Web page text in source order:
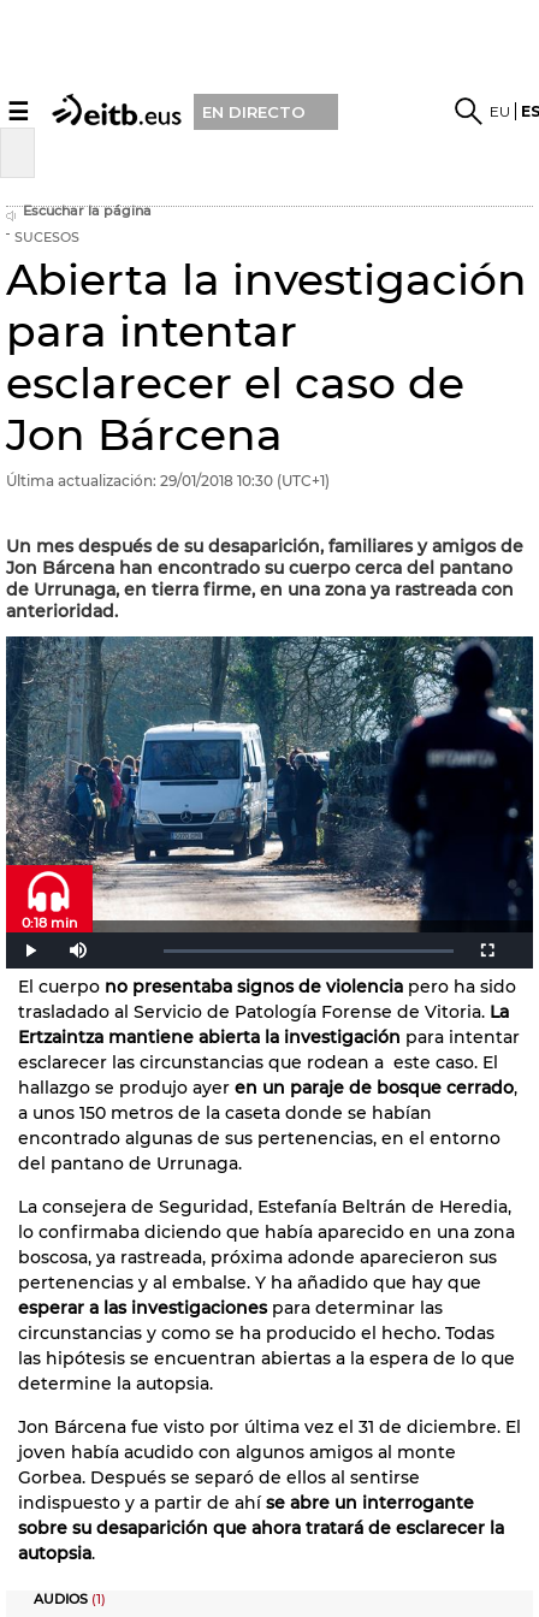
☰ EN DIRECTO EU
Escuchar la página
SUCESOS
Abierta la investigación
para intentar
esclarecer el caso de
Jon Bárcena
Última actualización: 29/01/2018 10:30 (UTC+1)
Un mes después de su desaparición, familiares y amigos de
Jon Bárcena han encontrado su cuerpo cerca del pantano
de Urrunaga, en tierra firme, en una zona ya rastreada con
anterioridad.
0:18 min
El cuerpo no presentaba signos de violencia pero ha sido
trasladado al Servicio de Patología Forense de Vitoria. La
Ertzaintza mantiene abierta la investigación para intentar
esclarecer las circunstancias que rodean a este caso. El
hallazgo se produjo ayer en un paraje de bosque cerrado,
a unos 150 metros de la caseta donde se habían
encontrado algunas de sus pertenencias, en el entorno
del pantano de Urrunaga.
La consejera de Seguridad, Estefanía Beltrán de Heredia,
lo confirmaba diciendo que había aparecido en una zona
boscosa, ya rastreada, próxima adonde aparecieron sus
pertenencias y al embalse. Y ha añadido que hay que
esperar a las investigacionespara determinar las
circunstancias y como se ha producido el hecho. Todas
las hipótesis se encuentran abiertas a la espera de lo que
determine la autopsia.
Jon Bárcena fue visto por última vez el 31 de diciembre. El
joven había acudido con algunos amigos al monte
Gorbea. Después se separó de ellos al sentirse
indispuesto y a partir de ahíse abre un interrogante
sobre su desaparición que ahora tratará de esclarecer la
autopsia.
AUDIOS (1)